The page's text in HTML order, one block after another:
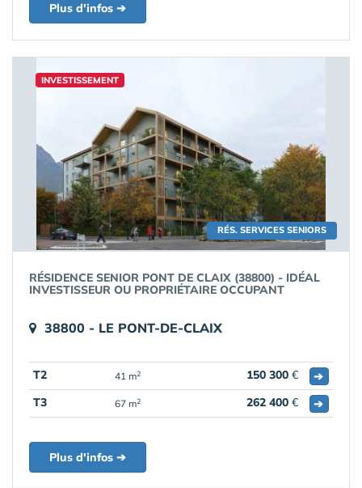
Plus d'infos ➔
RÉS. SERVICES SENIORS
INVESTISSEMENT
RÉSIDENCE SENIOR PONT DE CLAIX (38800) - IDÉAL
INVESTISSEUR OU PROPRIÉTAIRE OCCUPANT
38800 - LE PONT-DE-CLAIX
T2 41 m2 150 300 €
➔
T3
67 m2 262 400 € ➔
Plus d'infos ➔